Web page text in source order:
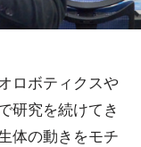
ロボティクスや
研究を続けてき
体の動きをモチ